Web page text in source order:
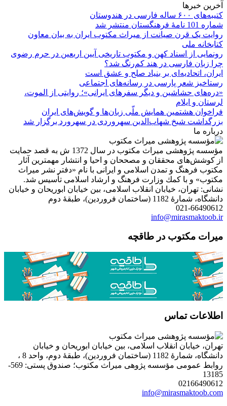
آخرین خبرها
کتیبه‌های ۶۰۰ ساله فارسی در هندوستان
شماره 101 نامۀ فرهنگستان منتشر شد
روایت یک قرن صیانت از میراث مکتوب ایران به بیان معاون
کتابخانه ملی
رونمایی از اسناد کهن و مکتوب تاریخی آیین اربعین در حرم رضوی
چرا زبان فارسی در هند کم‌رنگ شد؟
ایران، اتحادیه‌ای بر بنیاد صلح و عشق است
رستاخیز شعر پارسی در رسانه‌های اجتماعی
«دره‌های حشاشین و دیگر سفرهای ایرانی»؛ روایتی از الموت،
لرستان و ایلام
فراخوان هشتمین همایش ملّی زبان‌ها و گویش‌های ایران
بزرگداشت شیخ شهاب‌الدین سهروردی در سهرورد برگزار شد
درباره ما
مؤسسه پژوهشی میراث مكتوب در سال 1372 ش به قصد حمایت
از كوشش‌های محققان و مصححان و احیا و انتشار مهمترین آثار
مكتوب فرهنگ و تمدن اسلامی و ایرانی با نام «دفتر نشر میراث
مكتوب» و با كمك وزارت فرهنگ و ارشاد اسلامی تأسیس شد.
نشانی: تهران، خیابان انقلاب اسلامی، بین خیابان ابوریحان و خیابان
دانشگاه، شمارۀ 1182 (ساختمان فروردین)، طبقۀ دوم
021-66490612
info@mirasmaktoob.ir
میرات مکتوب در طاقچه
اطلاعات تماس
تهران، خیابان انقلاب اسلامی، بین خیابان ابوریحان و خیابان
دانشگاه، شمارۀ 1182 (ساختمان فروردین)، طبقۀ دوم، واحد 8 ،
روابط عمومی مؤسسه پژوهی میراث مکتوب؛ صندوق پستی: 569-
13185
02166490612
info@mirasmaktoob.com